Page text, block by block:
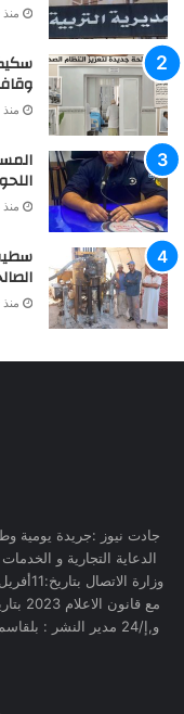
منذ 10 دقائق
منذ 22 دقيقة
منذ 34 دقيقة
منذ 39 دقيقة
جادت نيوز :جريدة يومية
و,إ/24 مدير النشر : بلقاسم جبار العنوان : 10 نهج الجمهورية برج بوعريريج